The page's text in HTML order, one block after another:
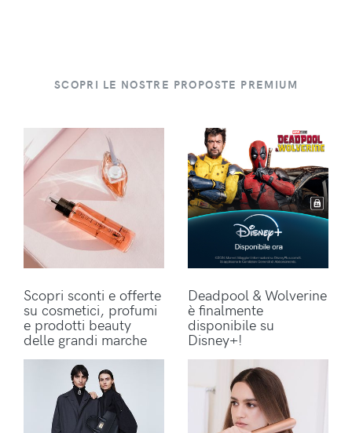
SCOPRI LE NOSTRE PROPOSTE PREMIUM
Scopri sconti e offerte
su cosmetici, profumi
e prodotti beauty
delle grandi marche
Deadpool & Wolverine
è finalmente
disponibile su
Disney+!